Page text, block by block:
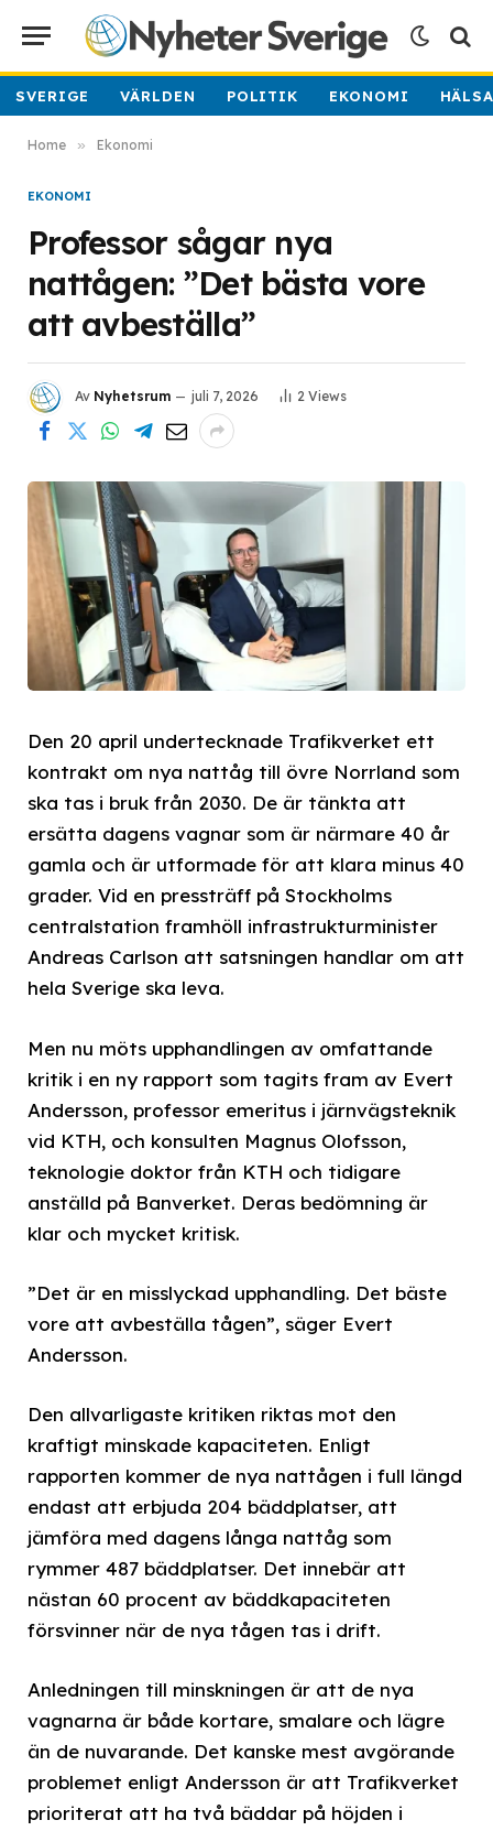
SVERIGE VÄRLDEN POLITIK EKONOMI
Home » Ekonomi
EKONOMI
Professor sågar nya
nattågen: ”Det bästa vore
att avbeställa”
Av Nyhetsrum juli 7, 2026 2 Views
Den 20 april undertecknade Trafikverket ett
kontrakt om nya nattåg till övre Norrland som
ska tas i bruk från 2030. De är tänkta att
ersätta dagens vagnar som är närmare 40 år
gamla och är utformade för att klara minus 40
grader. Vid en pressträff på Stockholms
centralstation framhöll infrastrukturminister
Andreas Carlson att satsningen handlar om att
hela Sverige ska leva.
Men nu möts upphandlingen av omfattande
kritik i en ny rapport som tagits fram av Evert
Andersson, professor emeritus i järnvägsteknik
vid KTH, och konsulten Magnus Olofsson,
teknologie doktor från KTH och tidigare
anställd på Banverket. Deras bedömning är
klar och mycket kritisk.
”Det är en misslyckad upphandling. Det bäste
vore att avbeställa tågen”, säger Evert
Andersson.
Den allvarligaste kritiken riktas mot den
kraftigt minskade kapaciteten. Enligt
rapporten kommer de nya nattågen i full längd
endast att erbjuda 204 bäddplatser, att
jämföra med dagens långa nattåg som
rymmer 487 bäddplatser. Det innebär att
nästan 60 procent av bäddkapaciteten
försvinner när de nya tågen tas i drift.
Anledningen till minskningen är att de nya
vagnarna är både kortare, smalare och lägre
än de nuvarande. Det kanske mest avgörande
problemet enligt Andersson är att Trafikverket
prioriterat att ha två bäddar på höjden i